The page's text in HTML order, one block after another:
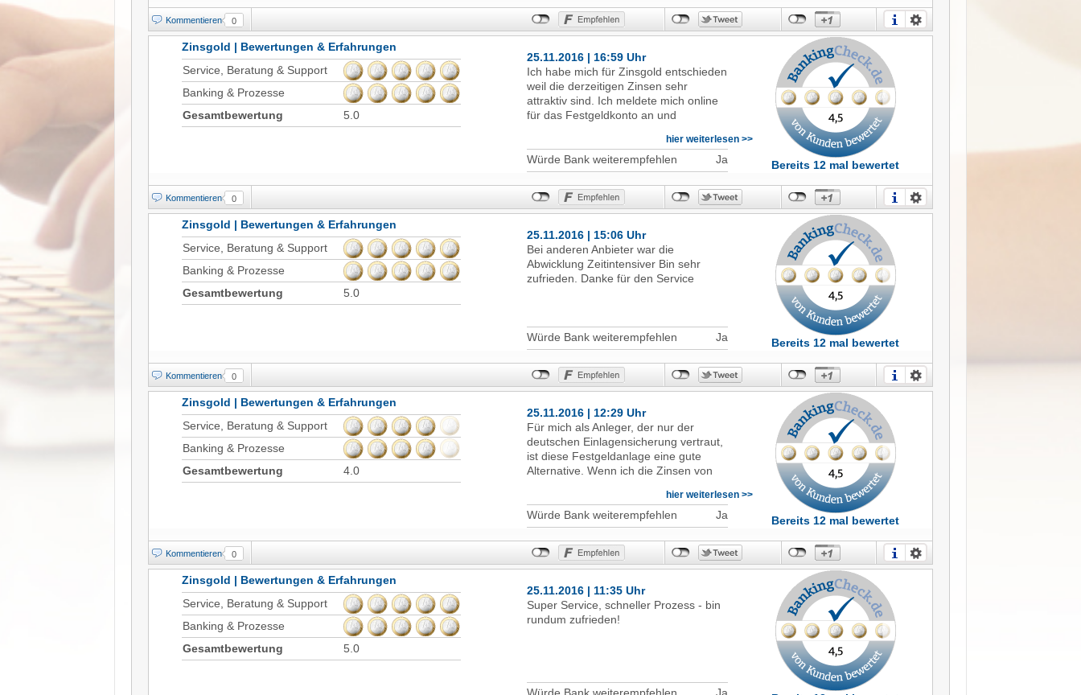
Kommentieren 0
Zinsgold | Bewertungen & Erfahrungen
Service, Beratung & Support
Banking & Prozesse
Gesamtbewertung
5.0
25.11.2016 | 16:59 Uhr
Ich habe mich für Zinsgold entschieden
weil die derzeitigen Zinsen sehr
attraktiv sind. Ich meldete mich online
für das Festgeldkonto an und
Legitimation per Video. Mir wurde
genau erklärt wie ich meinen
Personalausweis vor der Webcam
halten soll um alle Merkmale zu
erkennen. Nach ca. 5 Minuten war
alles erledigt. Nun konnte ich Online
sehen dass die Anmeldung erfolgreich
war. Nach ein paar Tagen bekam ich
Post und bestätigte die Anmeldung
schriftlich und überwies den
einer netten Frau die mir alle Fragen
beantworten konnte. Mein
Gesamteindruck von dem ganzen
Verfahren ist gut. Die deutsche
Einlagensicherung gibt mir zusätzlich
kostenlose Hotline ist immer sehr
freundlich und kompetent. Ich kann die
Bank mit bestem Gewissen
weiterempfehlen.
hier weiterlesen >>
Würde Bank weiterempfehlen Ja Bereits 12 mal bewertet
Kommentieren 0
Zinsgold | Bewertungen & Erfahrungen
Service, Beratung & Support
Banking & Prozesse
Gesamtbewertung
5.0
25.11.2016 | 15:06 Uhr
Bei anderen Anbieter war die
Abwicklung Zeitintensiver Bin sehr
zufrieden. Danke für den Service
Würde Bank weiterempfehlen Ja Bereits 12 mal bewertet
Kommentieren 0
Zinsgold | Bewertungen & Erfahrungen
Service, Beratung & Support
Banking & Prozesse
Gesamtbewertung
4.0
25.11.2016 | 12:29 Uhr
Für mich als Anleger, der nur der
deutschen Einlagensicherung vertraut,
ist diese Festgeldanlage eine gute
Alternative. Wenn ich die Zinsen von
Einlagensicherung verglei-che, zählt es
zu den derzeit besten Angeboten. Das
Konto ließ sich online gut eröffnen.
Kontoführungsgebühren fallen nicht an.
Die Legitimation er-folgte bei mir über
das Postident-Verfahren, das heißt:
Online-Formular ausfüllen,
ausdrucken, unter-schreiben und
Vertrag am Postschalter mit
Überweisung des Anlagebe-trags
hier weiterlesen >>
Würde Bank weiterempfehlen Ja Bereits 12 mal bewertet
Kommentieren 0
Zinsgold | Bewertungen & Erfahrungen
Service, Beratung & Support
Banking & Prozesse
Gesamtbewertung
5.0
25.11.2016 | 11:35 Uhr
Super Service, schneller Prozess - bin
rundum zufrieden!
Würde Bank weiterempfehlen Ja